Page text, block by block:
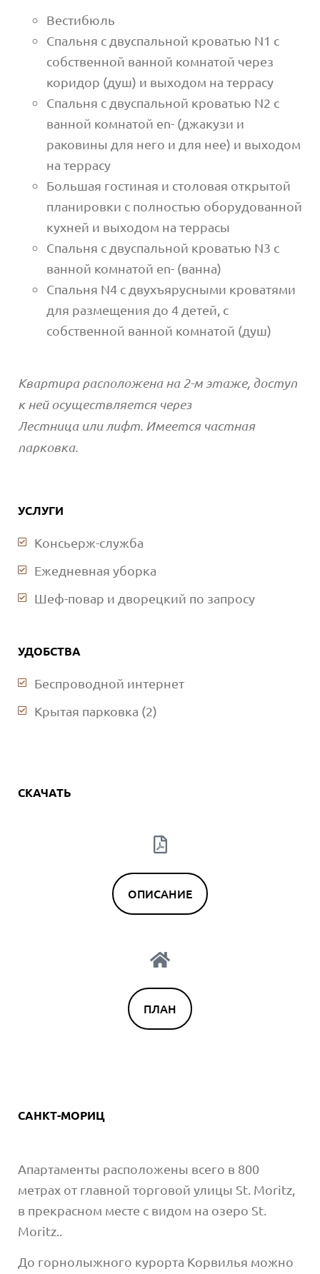
Вестибюль
Спальня с двуспальной кроватью N1 с
собственной ванной комнатой через
коридор (душ) и выходом на террасу
Спальня с двуспальной кроватью N2 с
ванной комнатой en- (джакузи и
раковины для него и для нее) и выходом
на террасу
Большая гостиная и столовая открытой
планировки с полностью оборудованной
кухней и выходом на террасы
Спальня с двуспальной кроватью N3 с
ванной комнатой en- (ванна)
Спальня N4 с двухъярусными кроватями
для размещения до 4 детей, с
собственной ванной комнатой (душ)
Квартира расположена на 2-м этаже, доступ
к ней осуществляется через
Лестница или лифт. Имеется частная
парковка.
УСЛУГИ
Консьерж-служба
Ежедневная уборка
Шеф-повар и дворецкий по запросу
УДОБСТВА
Беспроводной интернет
Крытая парковка (2)
СКАЧАТЬ
ОПИСАНИЕ
ПЛАН
САНКТ-МОРИЦ
Апартаменты расположены всего в 800
метрах от главной торговой улицы St. Moritz,
в прекрасном месте с видом на озеро St.
Moritz..
До горнолыжного курорта Корвилья можно